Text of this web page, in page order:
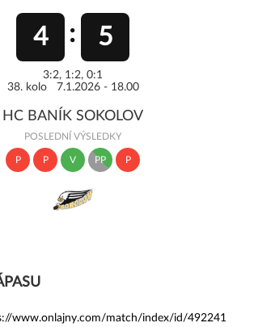
4 5
3:2, 1:2, 0:1
38. kolo 7.1.2026 - 18.00
HC BANÍK SOKOLOV
POSLEDNÍ VÝSLEDKY
P P V PP P
www.onlajny.com/match/index/id/492241